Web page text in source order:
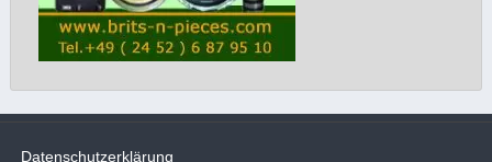
Datenschutzerklärung